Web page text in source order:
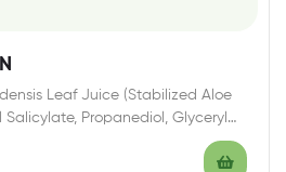
Leaf Juice (Stabilized Aloe
Salicylate, Propanediol, Glyceryl